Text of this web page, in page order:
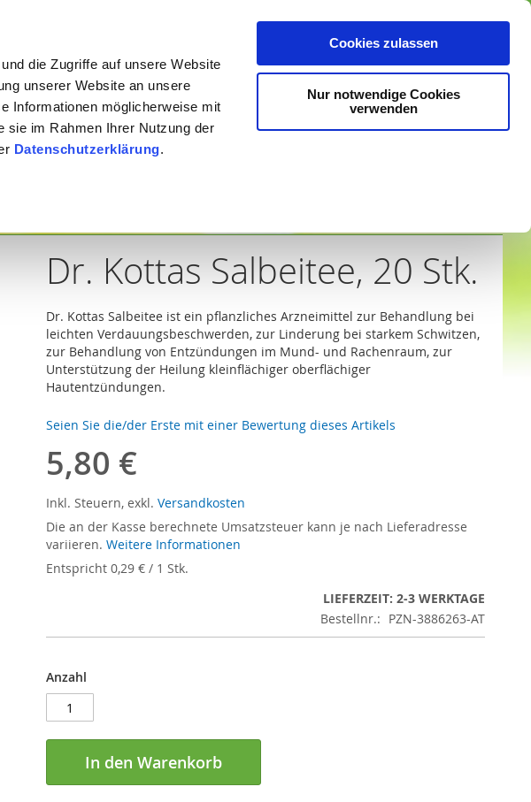
die Zugriffe auf unsere Website
unserer Website an unsere
Informationen möglicherweise mit
sie im Rahmen Ihrer Nutzung der
Datenschutzerklärung.
Cookies zulassen
Nur notwendige Cookies
verwenden
Anmelden Ein Konto erstellen
Mein Warenkorb
Dr. Kottas Salbeitee, 20 Stk.
Dr. Kottas Salbeitee ist ein pflanzliches Arzneimittel zur Behandlung bei
leichten Verdauungsbeschwerden, zur Linderung bei starkem Schwitzen,
zur Behandlung von Entzündungen im Mund- und Rachenraum, zur
Unterstützung der Heilung kleinflächiger oberflächiger
Hautentzündungen.
Seien Sie die/der Erste mit einer Bewertung dieses Artikels
5,80 €
Inkl. Steuern, exkl. Versandkosten
Die an der Kasse berechnete Umsatzsteuer kann je nach Lieferadresse
variieren. Weitere Informationen
Entspricht 0,29 € / 1 Stk.
LIEFERZEIT: 2-3 WERKTAGE
Bestellnr.: PZN-3886263-AT
Anzahl
In den Warenkorb